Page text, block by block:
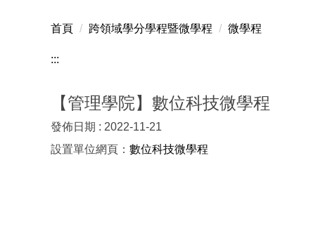
首頁 跨領域學分學程暨微學程 微學程
:::
【管理學院】數位科技微學程
發佈日期 : 2022-11-21
設置單位網頁： 數位科技微學程